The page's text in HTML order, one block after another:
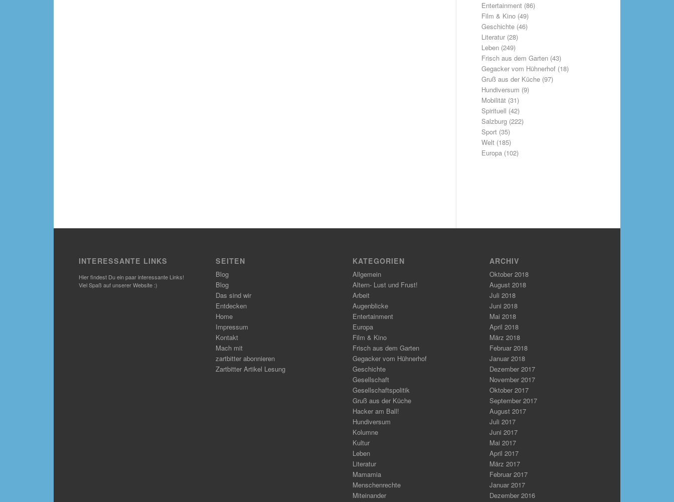
Entertainment(86)
Film & Kino(49)
Geschichte(46)
Literatur(28)
Leben(249)
Frisch aus dem Garten(43)
Gegacker vom Hühnerhof(18)
Gruß aus der Küche(97)
Hundiversum (9)
Mobilität(31)
Spirituell (42)
Salzburg(222)
Sport(35)
Welt(185)
Europa(102)
INTERESSANTE LINKS
Hier findest Du ein paar interessante Links!
Viel Spaß auf unserer Website :)
SEITEN
Blog
Blog
Das sind wir
Entdecken
Home
Impressum
Kontakt
Mach mit
zartbitter abonnieren
Zartbitter Artikel Lesung
KATEGORIEN
Allgemein
Altern- Lust und Frust!
Arbeit
Augenblicke
Entertainment
Europa
Film & Kino
Frisch aus dem Garten
Gegacker vom Hühnerhof
Geschichte
Gesellschaft
Gesellschaftspolitik
Gruß aus der Küche
Hacker am Ball!
Hundiversum
Kolumne
Kultur
Leben
Literatur
Mamamia
Menschenrechte
Miteinander
ARCHIV
Oktober 2018
August 2018
Juli 2018
Juni 2018
Mai 2018
April 2018
März 2018
Februar 2018
Januar 2018
Dezember 2017
November 2017
Oktober 2017
September 2017
August 2017
Juli 2017
Juni 2017
Mai 2017
April 2017
März 2017
Februar 2017
Januar 2017
Dezember 2016